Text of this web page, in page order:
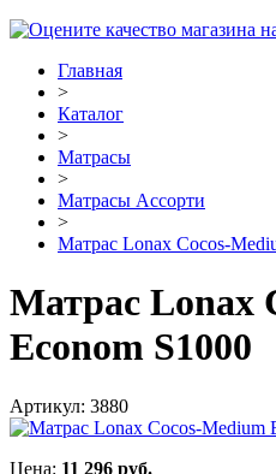
Главная
>
Каталог
>
Матрасы
>
Матрасы Ассорти
>
Матрас Lonax Cocos-
Матрас Lonax
Econom S1000
Артикул: 3880
Цена: 11 296 руб.